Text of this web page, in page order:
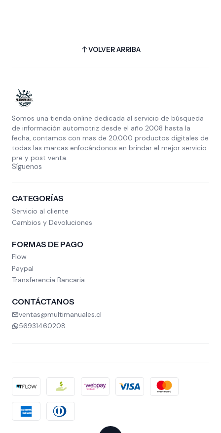
VOLVER ARRIBA
Somos una tienda online dedicada al servicio de búsqueda
de información automotriz desde el año 2008 hasta la
fecha, contamos con mas de 20.000 productos digitales de
todas las marcas enfocándonos en brindar el mejor servicio
pre y post venta.
Síguenos
CATEGORÍAS
Servicio al cliente
Cambios y Devoluciones
FORMAS DE PAGO
Flow
Paypal
Transferencia Bancaria
CONTÁCTANOS
ventas@multimanuales.cl
56931460208